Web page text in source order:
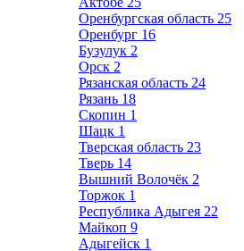
Оренбургская область 25
Оренбург 16
Бузулук 2
Орск 2
Рязанская область 24
Рязань 18
Скопин 1
Шацк 1
Тверская область 23
Тверь 14
Вышний Волочёк 2
Торжок 1
Республика Адыгея 22
Майкоп 9
Адыгейск 1